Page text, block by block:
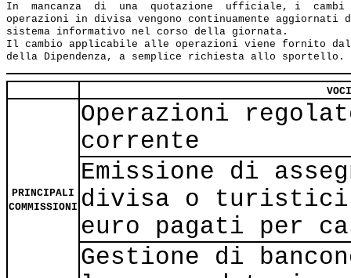
In  mancanza  di  una  quotazione  ufficiale, i
operazioni in divisa vengono continuamente aggiornati
sistema informativo nel corso della giornata.
Il cambio applicabile alle operazioni viene fornito dal
VOCI
PRINCIPALI
COMMISSIONI
Operazioni
corrente
Emissione di
divisa o
euro pagati per
Gestione di